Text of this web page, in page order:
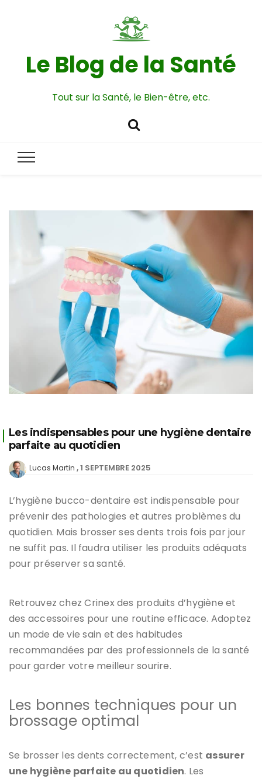
Le Blog de la Santé
Tout sur la Santé, le Bien-être, etc.
Les indispensables pour une hygiène dentaire
parfaite au quotidien
Lucas Martin 1 SEPTEMBRE 2025
L’hygiène bucco-dentaire est indispensable pour
prévenir des pathologies et autres problèmes du
quotidien. Mais brosser ses dents trois fois par jour
ne suffit pas. Il faudra utiliser les produits adéquats
pour préserver sa santé.
Retrouvez chez Crinex des produits d’hygiène et
des accessoires pour une routine efficace. Adoptez
un mode de vie sain et des habitudes
recommandées par des professionnels de la santé
pour garder votre meilleur sourire.
Les bonnes techniques pour un
brossage optimal
Se brosser les dents correctement, c’est assurer
une hygiène parfaite au quotidien. Les